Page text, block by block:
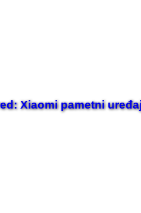
Xiaomi pametni